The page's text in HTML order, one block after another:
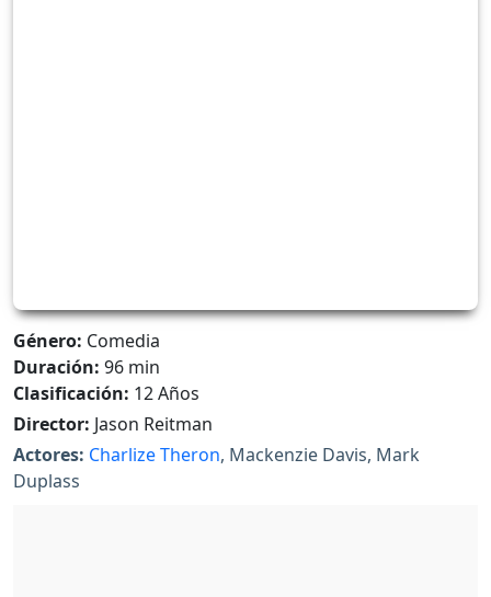
Género: Comedia
Duración: 96 min
Clasificación: 12 Años
Director: Jason Reitman
Actores: Charlize Theron, Mackenzie Davis, Mark
Duplass